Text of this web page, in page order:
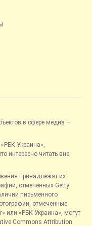
в сфере медиа —
Украина»,
интересно читать вне
принадлежат их
отмеченных Getty
письменного
отмеченные
или «РБК-Украина», могут
Commons Attribution